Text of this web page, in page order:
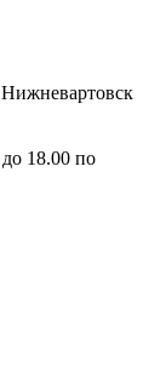
Нижневартовск
18.00 по